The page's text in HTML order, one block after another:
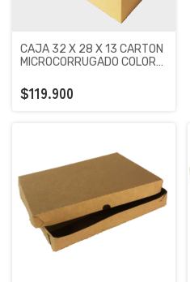
CAJA 32 X 28 X 13 CARTON
MICROCORRUGADO COLOR
$119.900